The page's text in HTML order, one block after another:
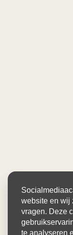
website en wij
vragen. Deze
te analyseren